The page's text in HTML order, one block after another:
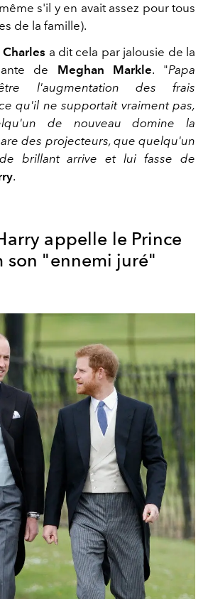
s'il y en avait assez pour tous
de la famille).
Charles a dit cela par jalousie de la
de Meghan Markle. "Papa
l'augmentation des frais
qu'il ne supportait vraiment pas,
de nouveau domine la
des projecteurs, que quelqu'un
brillant arrive et lui fasse de
.
appelle le Prince
son "ennemi juré"